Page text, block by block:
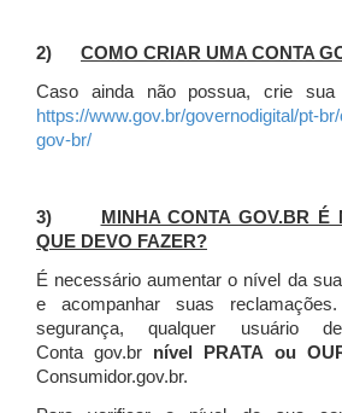
2) COMO CRIAR UMA CONTA
Caso ainda não possua, crie
https://www.gov.br/governodigital/pt-
gov-br/
3)
MINHA CONTA GOV.BR É
QUE DEVO FAZER?
É necessário aumentar o nível da
e acompanhar suas
segurança, qualquer usuário
Conta gov.br nível PRATA ou
Consumidor.gov.br.